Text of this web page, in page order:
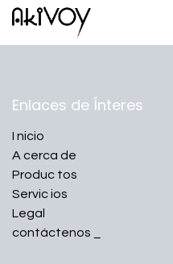
Ir al contenido
Enlaces de Ínteres
I nicio
A cerca de
Produc tos
Servicios
Legal
contáctenos